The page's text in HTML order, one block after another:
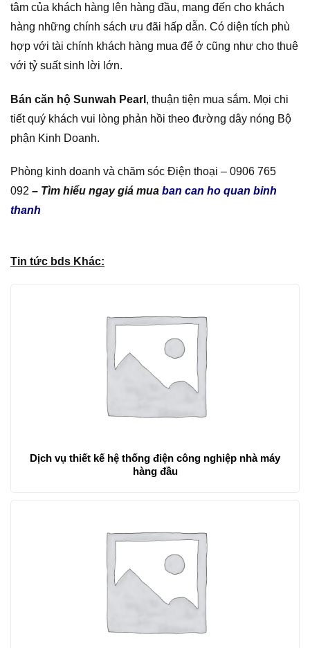
tâm của khách hàng lên hàng đầu, mang đến cho khách
hàng những chính sách ưu đãi hấp dẫn. Có diện tích phù
hợp với tài chính khách hàng mua để ở cũng như cho thuê
với tỷ suất sinh lời lớn.
Bán căn hộ Sunwah Pearl , thuận tiện mua sắm. Mọi chi
tiết quý khách vui lòng phản hồi theo đường dây nóng Bộ
phận Kinh Doanh.
Phòng kinh doanh và chăm sóc Điện thoại – 0906 765
092 – Tìm hiểu ngay giá mua ban can ho quan binh
thanh
Tin tức bds Khác:
Dịch vụ thiết kế hệ thống điện công nghiệp nhà máy
hàng đầu